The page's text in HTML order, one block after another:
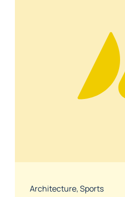
Architecture,Sports